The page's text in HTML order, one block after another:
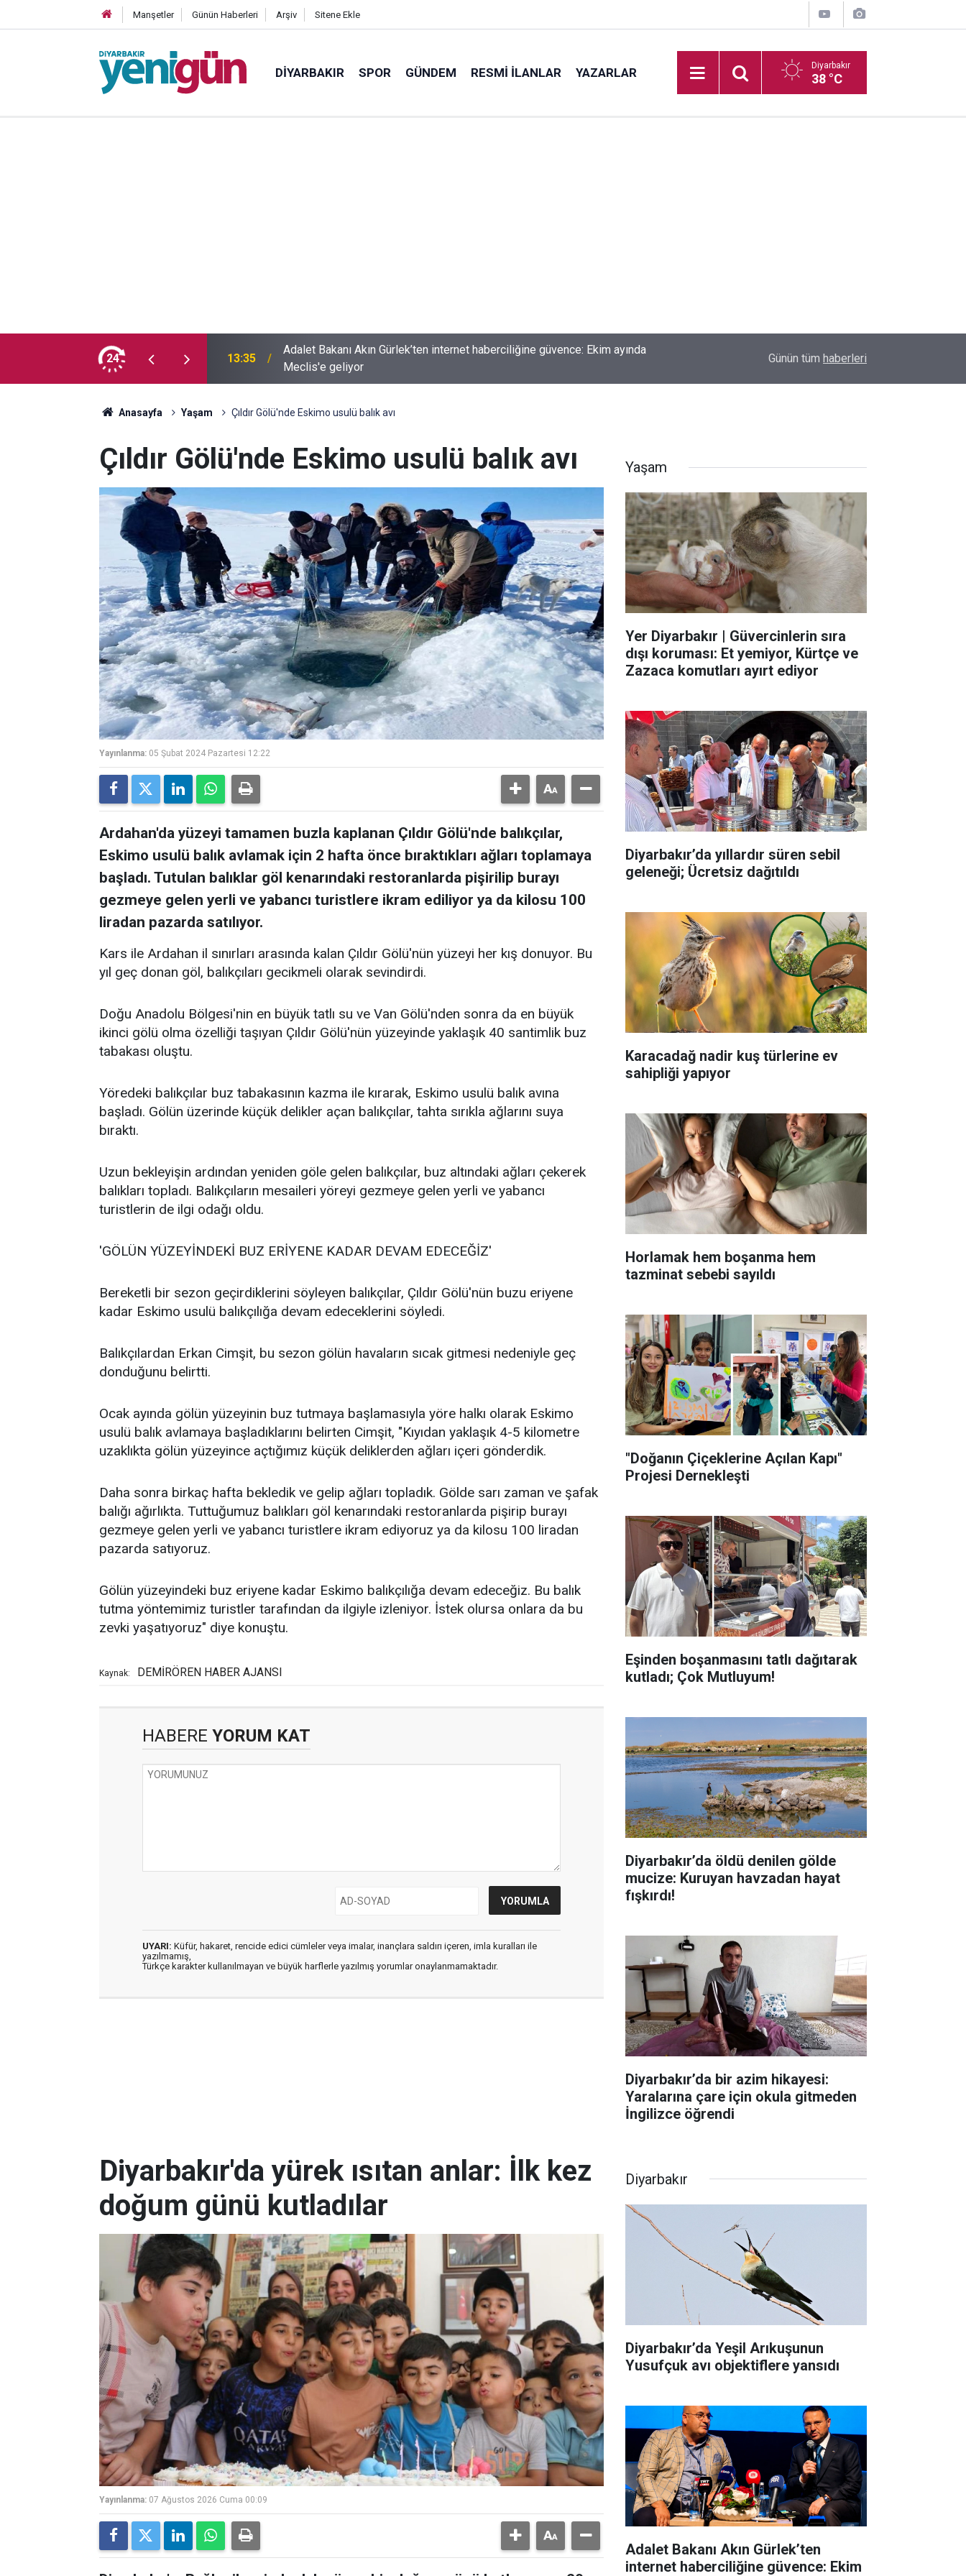
Manşetler Günün Haberleri Arşiv Sitene Ekle
DIYARBAKIR SPOR GÜNDEM RESMI İLANLAR YAZARLAR Diyarbakır
38 °C
24
avı objektiflere yansıdı 13:35
Adalet Bakanı Akın Gürlek’ten internet haberciliğine güvence: Ekim ayında
Meclis'e geliyor
Diyarbakır'da yürek ısıtan anlar: İlk kez doğum
Günün tüm haberleri
Anasayfa Yaşam Çıldır Gölü'nde Eskimo usulü balık avı
Çıldır Gölü'nde Eskimo usulü balık avı
Yayınlanma: 05 Şubat 2024 Pazartesi 12:22
Ardahan'da yüzeyi tamamen buzla kaplanan Çıldır Gölü'nde balıkçılar,
Eskimo usulü balık avlamak için 2 hafta önce bıraktıkları ağları toplamaya
başladı. Tutulan balıklar göl kenarındaki restoranlarda pişirilip burayı
gezmeye gelen yerli ve yabancı turistlere ikram ediliyor ya da kilosu 100
liradan pazarda satılıyor.
Kars ile Ardahan il sınırları arasında kalan Çıldır Gölü'nün yüzeyi her kış donuyor. Bu
yıl geç donan göl, balıkçıları gecikmeli olarak sevindirdi.
Doğu Anadolu Bölgesi'nin en büyük tatlı su ve Van Gölü'nden sonra da en büyük
ikinci gölü olma özelliği taşıyan Çıldır Gölü'nün yüzeyinde yaklaşık 40 santimlik buz
tabakası oluştu.
Yöredeki balıkçılar buz tabakasının kazma ile kırarak, Eskimo usulü balık avına
başladı. Gölün üzerinde küçük delikler açan balıkçılar, tahta sırıkla ağlarını suya
bıraktı.
Uzun bekleyişin ardından yeniden göle gelen balıkçılar, buz altındaki ağları çekerek
balıkları topladı. Balıkçıların mesaileri yöreyi gezmeye gelen yerli ve yabancı
turistlerin de ilgi odağı oldu.
'GÖLÜN YÜZEYİNDEKİ BUZ ERİYENE KADAR DEVAM EDECEĞİZ'
Bereketli bir sezon geçirdiklerini söyleyen balıkçılar, Çıldır Gölü'nün buzu eriyene
kadar Eskimo usulü balıkçılığa devam edeceklerini söyledi.
Balıkçılardan Erkan Cimşit, bu sezon gölün havaların sıcak gitmesi nedeniyle geç
donduğunu belirtti.
Ocak ayında gölün yüzeyinin buz tutmaya başlamasıyla yöre halkı olarak Eskimo
usulü balık avlamaya başladıklarını belirten Cimşit, "Kıyıdan yaklaşık 4-5 kilometre
uzaklıkta gölün yüzeyince açtığımız küçük deliklerden ağları içeri gönderdik.
Daha sonra birkaç hafta bekledik ve gelip ağları topladık. Gölde sarı zaman ve şafak
balığı ağırlıkta. Tuttuğumuz balıkları göl kenarındaki restoranlarda pişirip burayı
gezmeye gelen yerli ve yabancı turistlere ikram ediyoruz ya da kilosu 100 liradan
pazarda satıyoruz.
Gölün yüzeyindeki buz eriyene kadar Eskimo balıkçılığa devam edeceğiz. Bu balık
tutma yöntemimiz turistler tarafından da ilgiyle izleniyor. İstek olursa onlara da bu
zevki yaşatıyoruz" diye konuştu.
Kaynak: DEMİRÖREN HABER AJANSI
HABERE YORUM KAT
UYARI: Küfür, hakaret, rencide edici cümleler veya imalar, inançlara saldırı içeren, imla kuralları ile
yazılmamış,
Türkçe karakter kullanılmayan ve büyük harflerle yazılmış yorumlar onaylanmamaktadır.
Yaşam
Yer Diyarbakır | Güvercinlerin sıra
dışı koruması: Et yemiyor, Kürtçe ve
Zazaca komutları ayırt ediyor
Diyarbakır’da yıllardır süren sebil
geleneği; Ücretsiz dağıtıldı
Karacadağ nadir kuş türlerine ev
sahipliği yapıyor
Horlamak hem boşanma hem
tazminat sebebi sayıldı
"Doğanın Çiçeklerine Açılan Kapı"
Projesi Dernekleşti
Eşinden boşanmasını tatlı dağıtarak
kutladı; Çok Mutluyum!
Diyarbakır’da öldü denilen gölde
mucize: Kuruyan havzadan hayat
fışkırdı!
Diyarbakır’da bir azim hikayesi:
Yaralarına çare için okula gitmeden
İngilizce öğrendi
Diyarbakır'da yürek ısıtan anlar: İlk kez
doğum günü kutladılar
Yayınlanma: 07 Ağustos 2026 Cuma 00:09
Diyarbakır
Diyarbakır’da Yeşil Arıkuşunun
Yusufçuk avı objektiflere yansıdı
Adalet Bakanı Akın Gürlek’ten
internet haberciliğine güvence: Ekim